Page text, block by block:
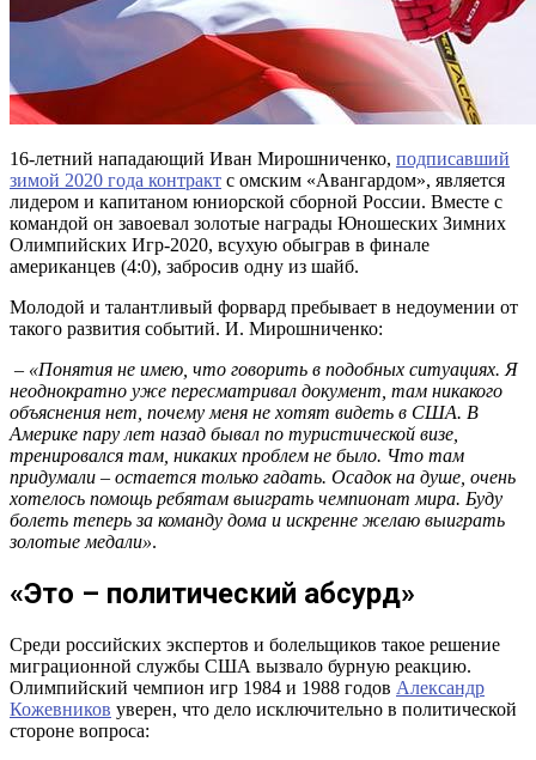
16-летний нападающий Иван Мирошниченко, подписавший
зимой 2020 года контракт с омским «Авангардом», является
лидером и капитаном юниорской сборной России. Вместе с
командой он завоевал золотые награды Юношеских Зимних
Олимпийских Игр-2020, всухую обыграв в финале
американцев (4:0), забросив одну из шайб.
Молодой и талантливый форвард пребывает в недоумении от
такого развития событий. И. Мирошниченко:
– «Понятия не имею, что говорить в подобных ситуациях. Я
неоднократно уже пересматривал документ, там никакого
объяснения нет, почему меня не хотят видеть в США. В
Америке пару лет назад бывал по туристической визе,
тренировался там, никаких проблем не было. Что там
придумали – остается только гадать. Осадок на душе, очень
хотелось помощь ребятам выиграть чемпионат мира. Буду
болеть теперь за команду дома и искренне желаю выиграть
золотые медали».
«Это – политический абсурд»
Среди российских экспертов и болельщиков такое решение
миграционной службы США вызвало бурную реакцию.
Олимпийский чемпион игр 1984 и 1988 годов Александр
Кожевников уверен, что дело исключительно в политической
стороне вопроса: